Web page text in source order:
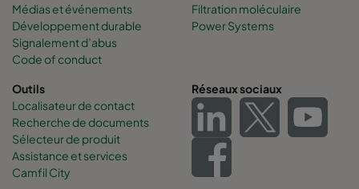
0160 490x892x640-10 ePM1 60% F7
0160 287x892x640-6
0160 592x592x370-12 ePM1 60% F7
0160 592x490x370-12 ePM1 60% F7
Médias et événements
Développement durable
Signalement d’abus
Code of conduct
Filtration moléculaire
Power Systems
Outils
Localisateur de contact
Recherche de documents
Sélecteur de produit
Assistance et services
Camfil City
Réseaux sociaux